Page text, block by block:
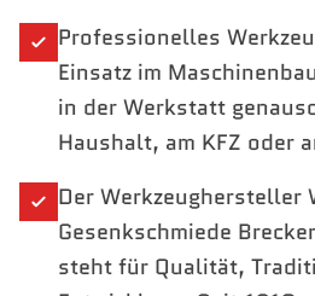
Professionelles
Einsatz im
in der Werkstatt
Haushalt, am KFZ oder
Der Werkzeughersteller
Gesenkschmiede
steht für Qualität,